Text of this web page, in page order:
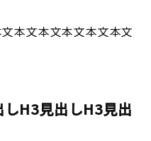
本文本文本文本文本文
H3見出しH3見出